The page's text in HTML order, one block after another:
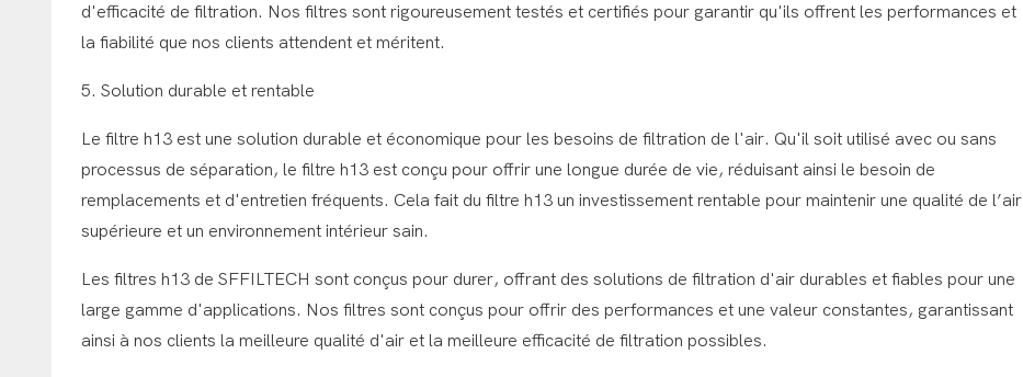
d'efficacité de filtration. Nos filtres sont rigoureusement testés et certifiés pour garantir qu'ils offrent les performances et
la fiabilité que nos clients attendent et méritent.
5. Solution durable et rentable
Le filtre h13 est une solution durable et économique pour les besoins de filtration de l'air. Qu'il soit utilisé avec ou sans
processus de séparation, le filtre h13 est conçu pour offrir une longue durée de vie, réduisant ainsi le besoin de
remplacements et d'entretien fréquents. Cela fait du filtre h13 un investissement rentable pour maintenir une qualité de l’air
supérieure et un environnement intérieur sain.
Les filtres h13 de SFFILTECH sont conçus pour durer, offrant des solutions de filtration d'air durables et fiables pour une
large gamme d'applications. Nos filtres sont conçus pour offrir des performances et une valeur constantes, garantissant
ainsi à nos clients la meilleure qualité d'air et la meilleure efficacité de filtration possibles.